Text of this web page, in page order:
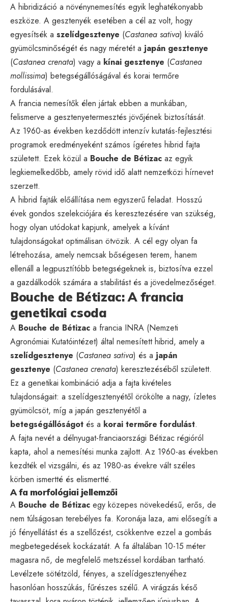
A hibridizáció a növénynemesítés egyik leghatékonyabb
eszköze. A gesztenyék esetében a cél az volt, hogy
egyesítsék a szelídgesztenye (Castanea sativa) kiváló
gyümölcsminőségét és nagy méretét a japán gesztenye
(Castanea crenata) vagy a kínai gesztenye (Castanea
mollissima) betegségállóságával és korai termőre
fordulásával.
A francia nemesítők élen jártak ebben a munkában,
felismerve a gesztenyetermesztés jövőjének biztosítását.
Az 1960-as években kezdődött intenzív kutatás-fejlesztési
programok eredményeként számos ígéretes hibrid fajta
született. Ezek közül a Bouche de Bétizac az egyik
legkiemelkedőbb, amely rövid idő alatt nemzetközi hírnevet
szerzett.
A hibrid fajták előállítása nem egyszerű feladat. Hosszú
évek gondos szelekciójára és keresztezésére van szükség,
hogy olyan utódokat kapjunk, amelyek a kívánt
tulajdonságokat optimálisan ötvözik. A cél egy olyan fa
létrehozása, amely nemcsak bőségesen terem, hanem
ellenáll a legpusztítóbb betegségeknek is, biztosítva ezzel
a gazdálkodók számára a stabilitást és a jövedelmezőséget.
Bouche de Bétizac: A francia
genetikai csoda
A Bouche de Bétizac a francia INRA (Nemzeti
Agronómiai Kutatóintézet) által nemesített hibrid, amely a
szelídgesztenye (Castanea sativa) és a japán
gesztenye (Castanea crenata) keresztezéséből született.
Ez a genetikai kombináció adja a fajta kivételes
tulajdonságait: a szelídgesztenyétől örökölte a nagy, ízletes
gyümölcsöt, míg a japán gesztenyétől a
betegségállóságot és a korai termőre fordulást.
A fajta nevét a délnyugat-franciaországi Bétizac régióról
kapta, ahol a nemesítési munka zajlott. Az 1960-as években
kezdték el vizsgálni, és az 1980-as évekre vált széles
körben ismertté és elismertté.
A fa morfológiai jellemzői
A Bouche de Bétizac egy közepes növekedésű, erős, de
nem túlságosan terebélyes fa. Koronája laza, ami elősegíti a
jó fényellátást és a szellőzést, csökkentve ezzel a gombás
megbetegedések kockázatát. A fa általában 10-15 méter
magasra nő, de megfelelő metszéssel kordában tartható.
Levélzete sötétzöld, fényes, a szelídgesztenyéhez
hasonlóan hosszúkás, fűrészes szélű. A virágzás késő